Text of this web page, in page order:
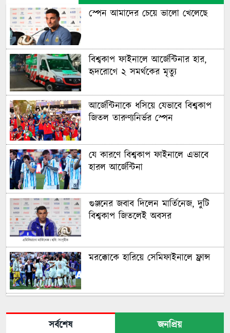
স্পেন আমাদের চেয়ে ভালো খেলেছে
বিশ্বকাপ ফাইনালে আর্জেন্টিনার হার,
হৃদরোগে ২ সমর্থকের মৃত্যু
আর্জেন্টিনাকে ধসিয়ে যেভাবে বিশ্বকাপ
জিতল তারুণ্যনির্ভর স্পেন
যে কারণে বিশ্বকাপ ফাইনালে এভাবে
হারল আর্জেন্টিনা
গুঞ্জনের জবাব দিলেন মার্তিনেজ, দুটি
বিশ্বকাপ জিতলেই অবসর
মরক্কোকে হারিয়ে সেমিফাইনালে ফ্রান্স
সর্বশেষ
জনপ্রিয়